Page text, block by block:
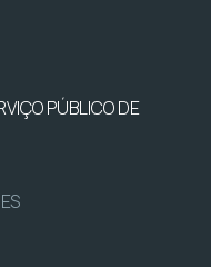
PÚBLICO DE